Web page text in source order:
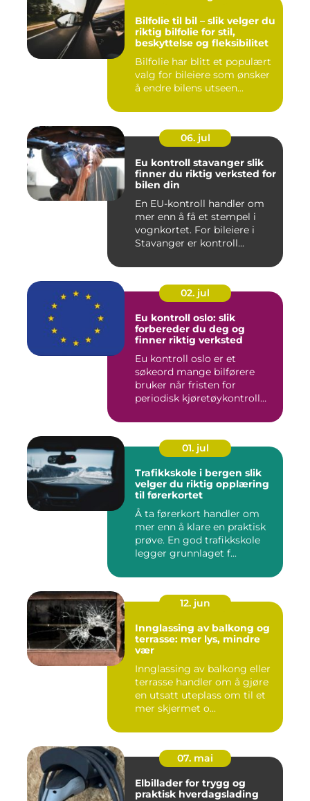
Bilfolie til bil – slik velger du
riktig bilfolie for stil,
beskyttelse og fleksibilitet
Bilfolie har blitt et populært
valg for bileiere som ønsker
å endre bilens utseen...
06. jul
Eu kontroll stavanger slik
finner du riktig verksted for
bilen din
En EU-kontroll handler om
mer enn å få et stempel i
vognkortet. For bileiere i
Stavanger er kontroll...
02. jul
Eu kontroll oslo: slik
forbereder du deg og
finner riktig verksted
Eu kontroll oslo er et
søkeord mange bilførere
bruker når fristen for
periodisk kjøretøykontroll
01. jul
Trafikkskole i bergen slik
velger du riktig opplæring
til førerkortet
Å ta førerkort handler om
mer enn å klare en praktisk
prøve. En god trafikkskole
legger grunnlaget f...
12. jun
Innglassing av balkong og
terrasse: mer lys, mindre
vær
Innglassing av balkong eller
terrasse handler om å gjøre
en utsatt uteplass om til et
mer skjermet o...
07. mai
Elbillader for trygg og
praktisk hverdagslading